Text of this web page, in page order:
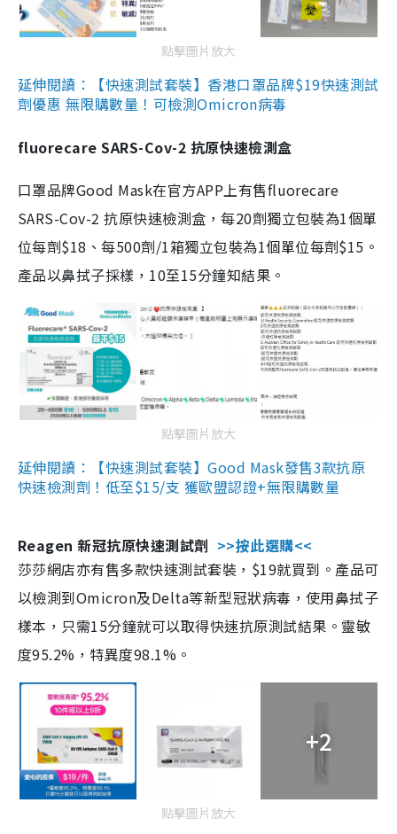
點擊圖片放大
延伸閱讀：【快速測試套裝】香港口罩品牌$19快速測試
劑優惠 無限購數量！可檢測Omicron病毒
fluorecare SARS-Cov-2 抗原快速檢測盒
口罩品牌Good Mask在官方APP上有售fluorecare
SARS-Cov-2 抗原快速檢測盒，每20劑獨立包裝為1個單
位每劑$18、每500劑/1箱獨立包裝為1個單位每劑$15。
產品以鼻拭子採樣，10至15分鐘知結果。
點擊圖片放大
延伸閱讀：【快速測試套裝】Good Mask發售3款抗原
快速檢測劑！低至$15/支 獲歐盟認證+無限購數量
Reagen 新冠抗原快速測試劑 >>按此選購<<
莎莎網店亦有售多款快速測試套裝，$19就買到。產品可
以檢測到Omicron及Delta等新型冠狀病毒，使用鼻拭子
樣本，只需15分鐘就可以取得快速抗原測試結果。靈敏
度95.2%，特異度98.1%。
+2
點擊圖片放大